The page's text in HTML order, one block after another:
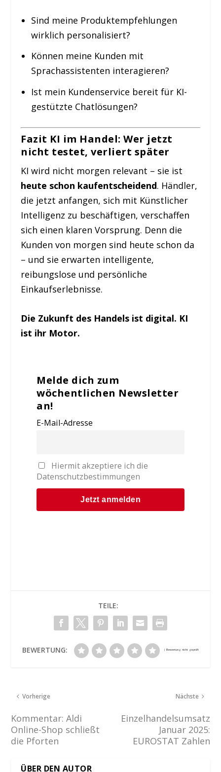
Sind meine Produktempfehlungen
wirklich personalisiert?
Können meine Kunden mit
Sprachassistenten interagieren?
Ist mein Kundenservice bereit für KI-
gestützte Chatlösungen?
Fazit KI im Handel: Wer jetzt
nicht testet, verliert später
KI wird nicht morgen relevant – sie ist
heute schon kaufentscheidend. Händler,
die jetzt anfangen, sich mit Künstlicher
Intelligenz zu beschäftigen, verschaffen
sich einen klaren Vorsprung. Denn die
Kunden von morgen sind heute schon da
– und sie erwarten intelligente,
reibungslose und persönliche
Einkaufserlebnisse.
Die Zukunft des Handels ist digital. KI
ist ihr Motor.
Melde dich zum
wöchentlichen Newsletter
an!
E-Mail-Adresse
Hiermit akzeptiere ich die
Datenschutzbestimmungen
TEILE:
BEWERTUNG:
Vorherige
Kommentar: Aldi
Online-Shop schließt
die Pforten
Nächste
Einzelhandelsumsatz
Januar 2025:
EUROSTAT Zahlen
ÜBER DEN AUTOR